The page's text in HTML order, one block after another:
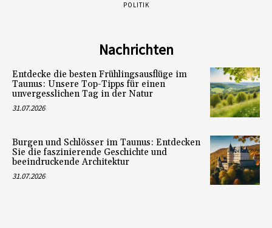
POLITIK
Nachrichten
Entdecke die besten Frühlingsausflüge im
Taunus: Unsere Top-Tipps für einen
unvergesslichen Tag in der Natur
31.07.2026
Burgen und Schlösser im Taunus: Entdecken
Sie die faszinierende Geschichte und
beeindruckende Architektur
31.07.2026